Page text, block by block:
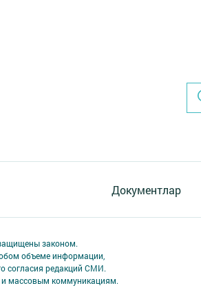
Документлар
законом.
объеме информации,
согласия редакций СМИ.
и массовым коммуникациям.